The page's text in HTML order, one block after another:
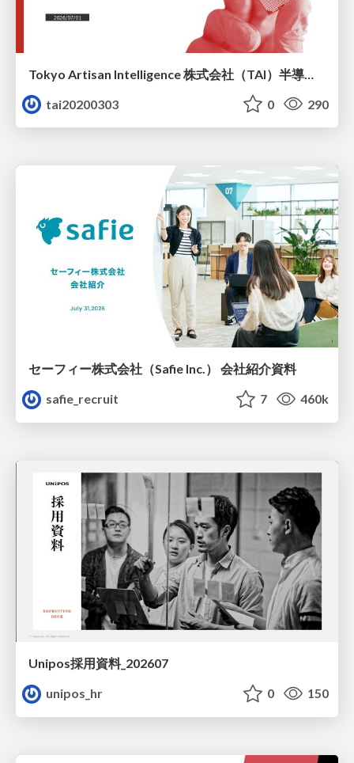
tai20200303
0 290
セーフィー株式会社（Safie Inc.） 会社紹介資料
safie_recruit
7 460k
Unipos採用資料_202607
unipos_hr
0 150